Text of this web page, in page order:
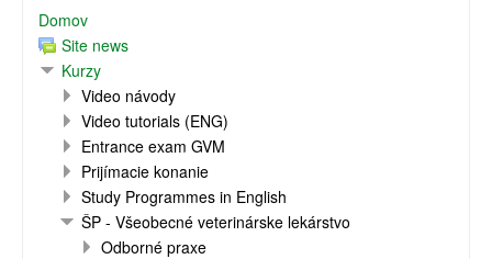
Domov
Site news
Kurzy
Video návody
Video tutorials (ENG)
Entrance exam GVM
Prijímacie konanie
Study Programmes in English
ŠP - Všeobecné veterinárske lekárstvo
Odborné praxe